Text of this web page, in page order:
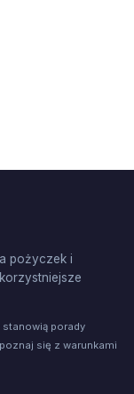
pożyczek i
stanowią porady
się z warunkami